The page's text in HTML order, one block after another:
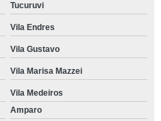
Tucuruvi
Vila Endres
Vila Gustavo
Vila Marisa Mazzei
Vila Medeiros
Amparo